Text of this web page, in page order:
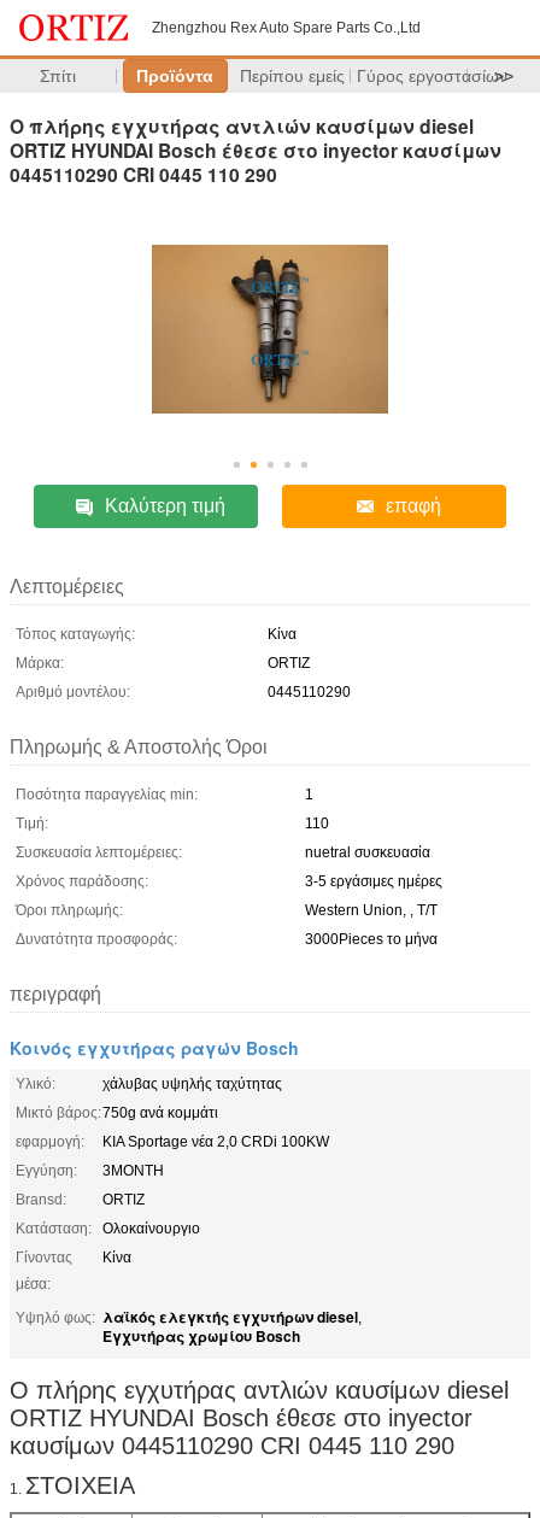
Zhengzhou Rex Auto Spare Parts Co.,Ltd
Σπίτι Προϊόντα Περίπου εμείς Γύρος εργοστασίων
>>
Ο πλήρης εγχυτήρας αντλιών καυσίμων diesel
ORTIZ HYUNDAI Bosch έθεσε στο inyector καυσίμων
0445110290 CRI 0445 110 290
Καλύτερη τιμή επαφή
Λεπτομέρειες
Τόπος καταγωγής:
Κίνα
Μάρκα:
ORTIZ
Αριθμό μοντέλου:
0445110290
Πληρωμής & Αποστολής Όροι
Ποσότητα παραγγελίας min:
1
Τιμή:
110
Συσκευασία λεπτομέρειες:
nuetral συσκευασία
Χρόνος παράδοσης:
3-5 εργάσιμες ημέρες
Όροι πληρωμής:
Western Union, , T/T
Δυνατότητα προσφοράς:
3000Pieces το μήνα
περιγραφή
Κοινός εγχυτήρας ραγών Bosch
Υλικό:
χάλυβας υψηλής ταχύτητας
Μικτό βάρος:750g ανά κομμάτι
εφαρμογή:
KIA Sportage νέα 2,0 CRDi 100KW
Εγγύηση:
3MONTH
Bransd:
ORTIZ
Κατάσταση:
Ολοκαίνουργιο
Γίνοντας
μέσα:
Κίνα
Υψηλό φως: λαϊκός ελεγκτής εγχυτήρων diesel,
Εγχυτήρας χρωμίου Bosch
Ο πλήρης εγχυτήρας αντλιών καυσίμων diesel
ORTIZ HYUNDAI Bosch έθεσε στο inyector
καυσίμων 0445110290 CRI 0445 110 290
1. ΣΤΟΙΧΕΙΑ